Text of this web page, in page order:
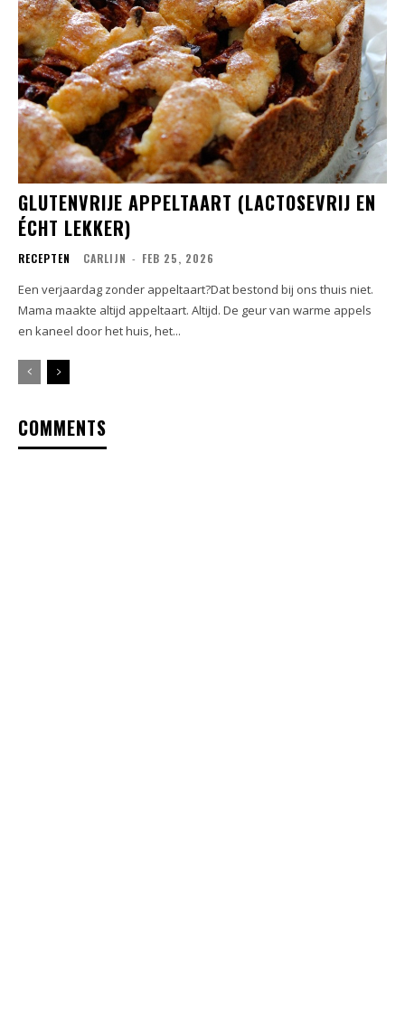
GLUTENVRIJE APPELTAART (LACTOSEVRIJ EN
ÉCHT LEKKER)
RECEPTEN CARLIJN - FEB 25, 2026
Een verjaardag zonder appeltaart?Dat bestond bij ons thuis niet.
Mama maakte altijd appeltaart. Altijd. De geur van warme appels
en kaneel door het huis, het...
COMMENTS